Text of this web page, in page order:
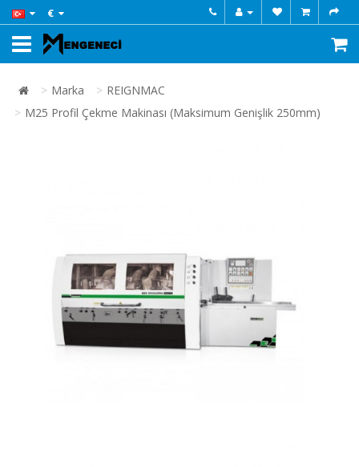
€
Marka
REIGNMAC
M25 Profil Çekme Makinası (Maksimum Genişlik 250mm)